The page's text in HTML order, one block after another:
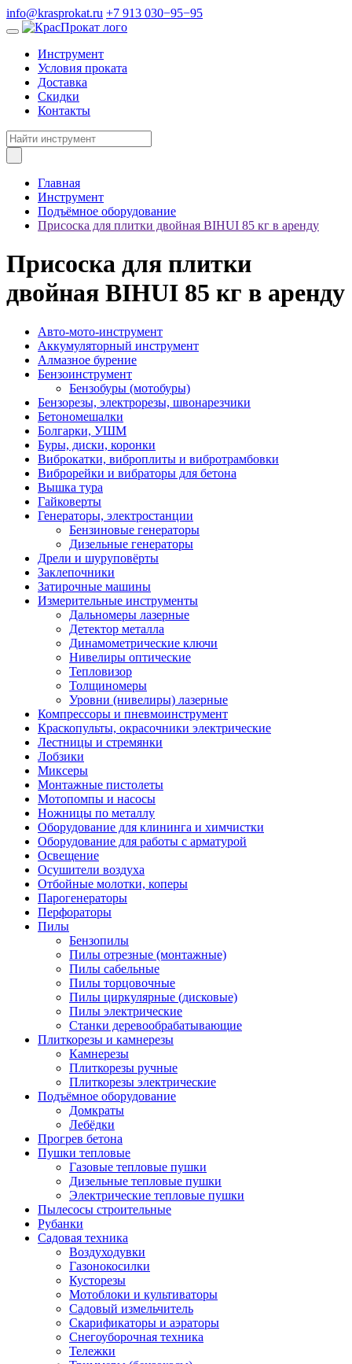
info@krasprokat.ru +7 913 030−95−95
Инструмент
Условия проката
Доставка
Скидки
Контакты
Главная
Инструмент
Подъёмное оборудование
Присоска для плитки двойная BIHUI 85 кг в аренду
Присоска для плитки
двойная BIHUI 85 кг в аренду
Авто-мото-инструмент
Аккумуляторный инструмент
Алмазное бурение
Бензоинструмент
Бензобуры (мотобуры)
Бензорезы, электрорезы, швонарезчики
Бетономешалки
Болгарки, УШМ
Буры, диски, коронки
Виброкатки, виброплиты и вибротрамбовки
Виброрейки и вибраторы для бетона
Вышка тура
Гайковерты
Генераторы, электростанции
Бензиновые генераторы
Дизельные генераторы
Дрели и шуруповёрты
Заклепочники
Затирочные машины
Измерительные инструменты
Дальномеры лазерные
Детектор металла
Динамометрические ключи
Нивелиры оптические
Тепловизор
Толщиномеры
Уровни (нивелиры) лазерные
Компрессоры и пневмоинструмент
Краскопульты, окрасочники электрические
Лестницы и стремянки
Лобзики
Миксеры
Монтажные пистолеты
Мотопомпы и насосы
Ножницы по металлу
Оборудование для клининга и химчистки
Оборудование для работы с арматурой
Освещение
Осушители воздуха
Отбойные молотки, коперы
Парогенераторы
Перфораторы
Пилы
Бензопилы
Пилы отрезные (монтажные)
Пилы сабельные
Пилы торцовочные
Пилы циркулярные (дисковые)
Пилы электрические
Станки деревообрабатывающие
Плиткорезы и камнерезы
Камнерезы
Плиткорезы ручные
Плиткорезы электрические
Подъёмное оборудование
Домкраты
Лебёдки
Прогрев бетона
Пушки тепловые
Газовые тепловые пушки
Дизельные тепловые пушки
Электрические тепловые пушки
Пылесосы строительные
Рубанки
Садовая техника
Воздуходувки
Газонокосилки
Кусторезы
Мотоблоки и культиваторы
Садовый измельчитель
Скарификаторы и аэраторы
Снегоуборочная техника
Тележки